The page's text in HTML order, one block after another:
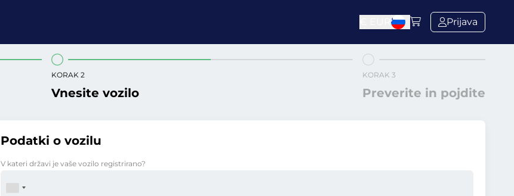
Prijava
KORAK 2
Vnesite vozilo
KORAK 3
Preverite in pojdite
Podatki o vozilu
V kateri državi je vaše vozilo registrirano?